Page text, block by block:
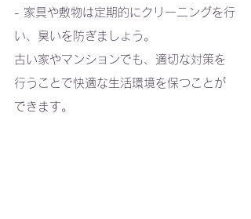
- 家具や敷物は定期的にクリーニングを行
い、臭いを防ぎましょう。
古い家やマンションでも、適切な対策を
行うことで快適な生活環境を保つことが
できます。